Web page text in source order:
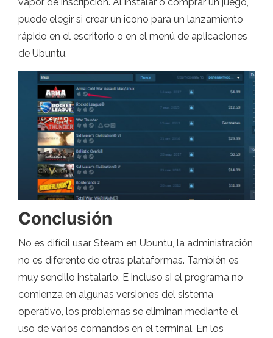
puede elegir si crear un icono para un lanzamiento
rápido en el escritorio o en el menú de aplicaciones
de Ubuntu.
Conclusión
No es difícil usar Steam en Ubuntu, la administración
no es diferente de otras plataformas. También es
muy sencillo instalarlo. E incluso si el programa no
comienza en algunas versiones del sistema
operativo, los problemas se eliminan mediante el
uso de varios comandos en el terminal. En los